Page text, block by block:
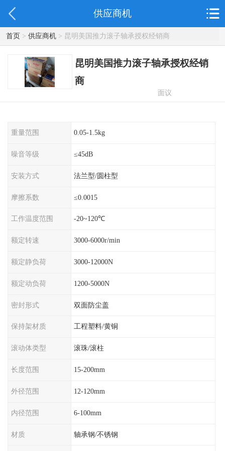
供应商机
首页> 供应商机> 昆明美国推力滚子轴承授权经销商
昆明美国推力滚子轴承授权经销
商
面议
重量范围 0.05-1.5kg
噪音等级 ≤45dB
安装方式 法兰型/圆柱型
摩擦系数 ≤0.0015
工作温度范围 -20~120℃
额定转速 3000-6000r/min
额定静负荷 3000-12000N
额定动负荷 1200-5000N
密封形式 双面防尘盖
保持架材质 工程塑料/黄铜
滚动体类型 滚珠/滚柱
长度范围 15-200mm
外径范围 12-120mm
内径范围 6-100mm
材质 轴承钢/不锈钢